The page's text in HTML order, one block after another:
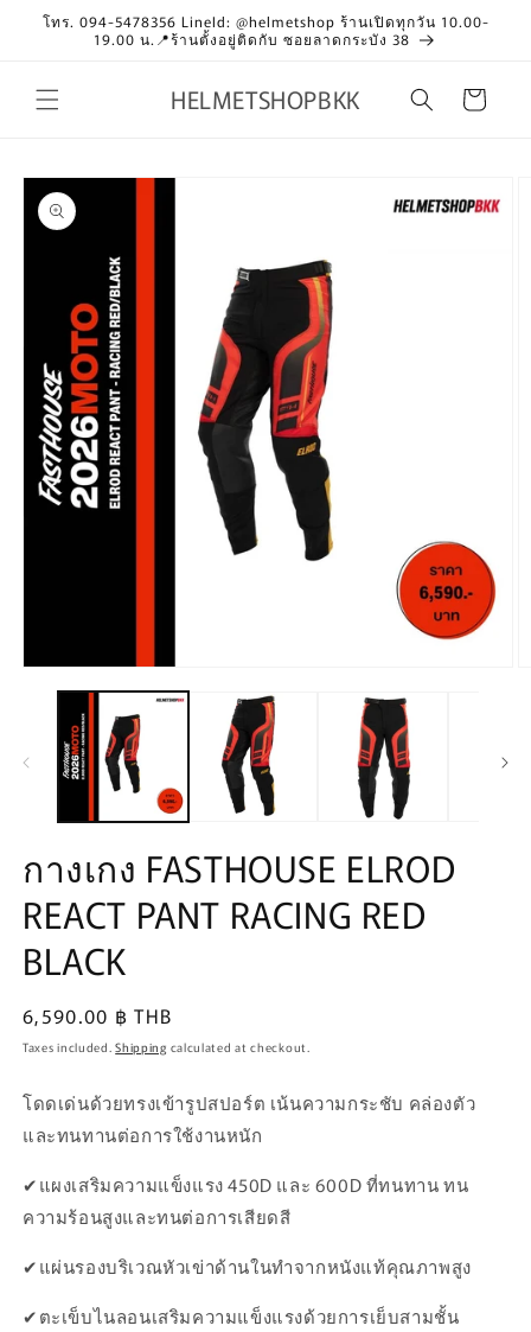
Skip to
content
โทร. 094-5478356 LineId: @helmetshop ร้านเปิดทุกวัน 10.00-
19.00 น.📍ร้านตั้งอยู่ติดกับ ซอยลาดกระบัง 38
HELMETSHOPBKK Cart
Skip to
product
information
media
กางเกง FASTHOUSE ELROD
REACT PANT RACING RED
BLACK
Regular
price
6,590.00 ฿ THB
Taxes included.Shipping calculated at checkout.
โดดเด่นด้วยทรงเข้ารูปสปอร์ต เน้นความกระชับ คล่องตัว
และทนทานต่อการใช้งานหนัก
✔แผงเสริมความแข็งแรง 450D และ 600D ที่ทนทาน ทน
ความร้อนสูงและทนต่อการเสียดสี
✔แผ่นรองบริเวณหัวเข่าด้านในทำจากหนังแท้คุณภาพสูง
✔ตะเข็บไนลอนเสริมความแข็งแรงด้วยการเย็บสามชั้น